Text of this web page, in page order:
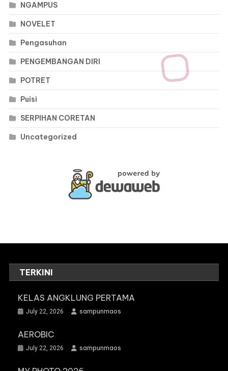
NGAMPUS
NOVELET
Pengasuhan
PENGEMBANGAN DIRI
POTRET
Puisi
SERPIHAN CORETAN
Uncategorized
TERKINI
KELAS ANGKLUNG PERTAMA
July 22, 2026 sampunmaos
AEROBIC
July 22, 2026 sampunmaos